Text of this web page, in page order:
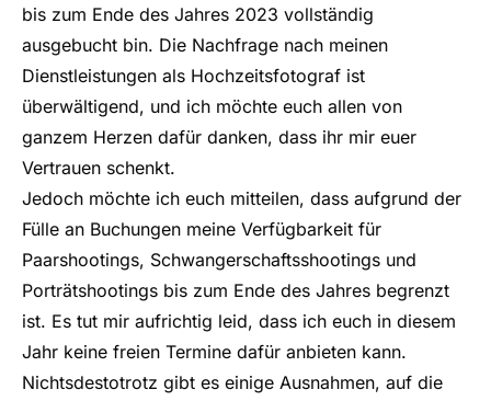
bis zum Ende des Jahres 2023 vollständig
ausgebucht bin. Die Nachfrage nach meinen
Dienstleistungen als Hochzeitsfotograf ist
überwältigend, und ich möchte euch allen von
ganzem Herzen dafür danken, dass ihr mir euer
Vertrauen schenkt.
Jedoch möchte ich euch mitteilen, dass aufgrund der
Fülle an Buchungen meine Verfügbarkeit für
Paarshootings, Schwangerschaftsshootings und
Porträtshootings bis zum Ende des Jahres begrenzt
ist. Es tut mir aufrichtig leid, dass ich euch in diesem
Jahr keine freien Termine dafür anbieten kann.
Nichtsdestotrotz gibt es einige Ausnahmen, auf die